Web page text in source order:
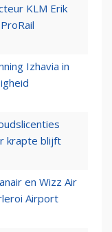
KLM Erik
Izhavia in
krapte blijft
en Wizz Air
Airport